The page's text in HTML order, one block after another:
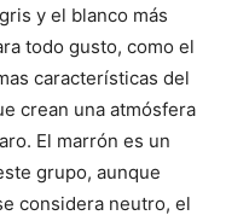
y el blanco más
todo gusto, como el
características del
crean una atmósfera
El marrón es un
grupo, aunque
considera neutro, el